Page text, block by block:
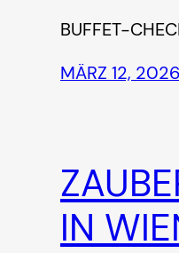
FFET-CHECK
MÄRZ 12, 2026
IN